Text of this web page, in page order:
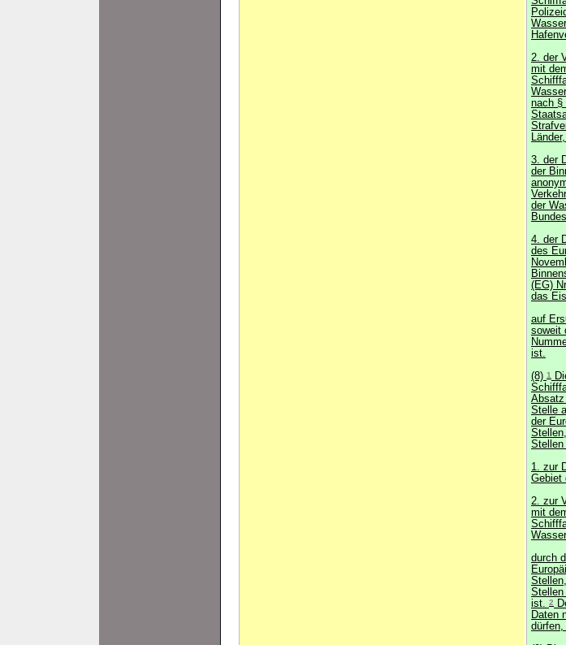
2. der
mit
nach §
3. der
der
der
4. der
des
(EG)
das
auf
soweit
ist.
(8) 1
Stelle
der
Stellen
1. zur
Gebiet
2. zur
mit
durch
Stellen
ist. 2
Daten